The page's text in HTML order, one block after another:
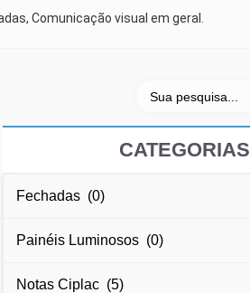
Comunicação visual em geral.
CATEGORIAS
Fechadas (0)
Painéis Luminosos (0)
Notas Ciplac (5)